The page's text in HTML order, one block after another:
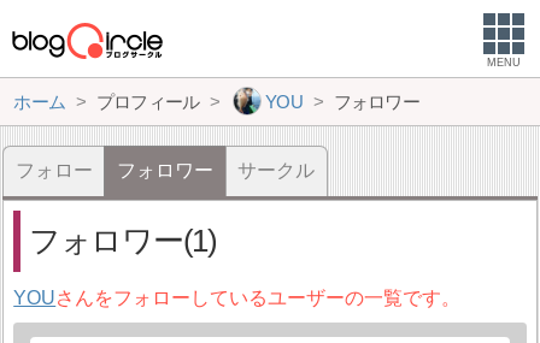
MENU
ホーム プロフィール YOU フォロワー
フォロー フォロワー サークル
フォロワー(1)
YOUさんをフォローしているユーザーの一覧です。